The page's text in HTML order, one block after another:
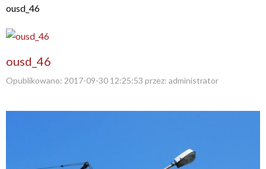
ousd_46
ousd_46
Opublikowano: 2017-09-30 12:25:53 przez: administrator